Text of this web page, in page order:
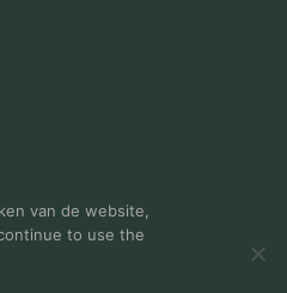
van de website,
to use the